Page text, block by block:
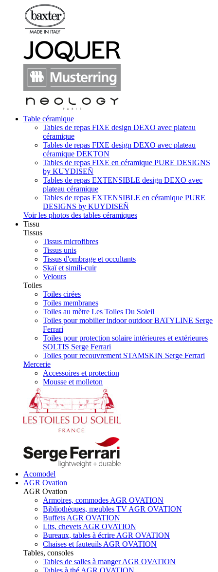
Table céramique
Tables de repas FIXE design DEXO avec plateau
céramique
Tables de repas FIXE design DEXO avec plateau
céramique DEKTON
Tables de repas FIXE en céramique PURE DESIGNS
by KUYDISEÑ
Tables de repas EXTENSIBLE design DEXO avec
plateau céramique
Tables de repas EXTENSIBLE en céramique PURE
DESIGNS by KUYDISEÑ
Voir les photos des tables céramiques
Tissu
Tissus
Tissus microfibres
Tissus unis
Tissus d'ombrage et occultants
Skaï et simili-cuir
Velours
Toiles
Toiles cirées
Toiles membranes
Toiles au mètre Les Toiles Du Soleil
Toiles pour mobilier indoor outdoor BATYLINE Serge
Ferrari
Toiles pour protection solaire intérieures et extérieures
SOLTIS Serge Ferrari
Toiles pour recouvrement STAMSKIN Serge Ferrari
Mercerie
Accessoires et protection
Mousse et molleton
Acomodel
AGR Ovation
AGR Ovation
Armoires, commodes AGR OVATION
Bibliothèques, meubles TV AGR OVATION
Buffets AGR OVATION
Lits, chevets AGR OVATION
Bureaux, tables à écrire AGR OVATION
Chaises et fauteuils AGR OVATION
Tables, consoles
Tables de salles à manger AGR OVATION
Tables à thé AGR OVATION